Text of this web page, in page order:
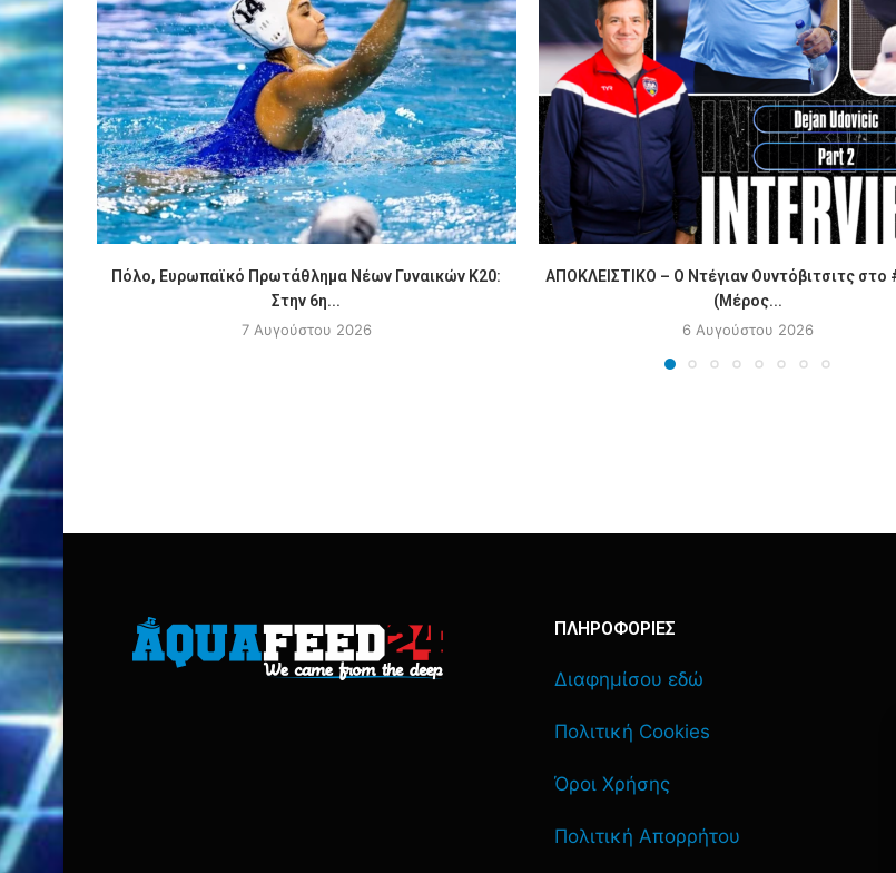
Πόλο, Ευρωπαϊκό Πρωτάθλημα Νέων Γυναικών Κ20:
Στην 6η...
7 Αυγούστου 2026
ΑΠΟΚΛΕΙΣΤΙΚΟ – Ο Ντέγιαν Ουντόβιτσιτς στο
(Μέρος...
6 Αυγούστου 2026
ΠΛΗΡΟΦΟΡΙΕΣ
Διαφημίσου εδώ
Πολιτική Cookies
Όροι Χρήσης
Πολιτική Απορρήτου